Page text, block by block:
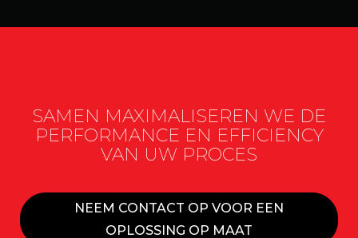
SAMEN MAXIMALISEREN WE DE
PERFORMANCE EN EFFICIENCY
VAN UW PROCES
NEEM CONTACT OP VOOR EEN
OPLOSSING OP MAAT